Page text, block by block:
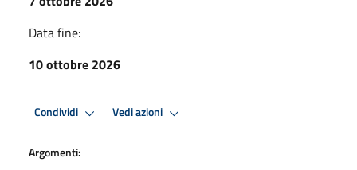
Data fine:
10 ottobre 2026
Condividi Vedi azioni
Argomenti: